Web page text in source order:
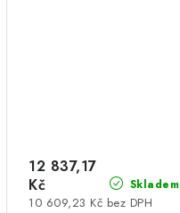
Skladem
10 609,23 Kč bez DPH
12 837,17
Kč